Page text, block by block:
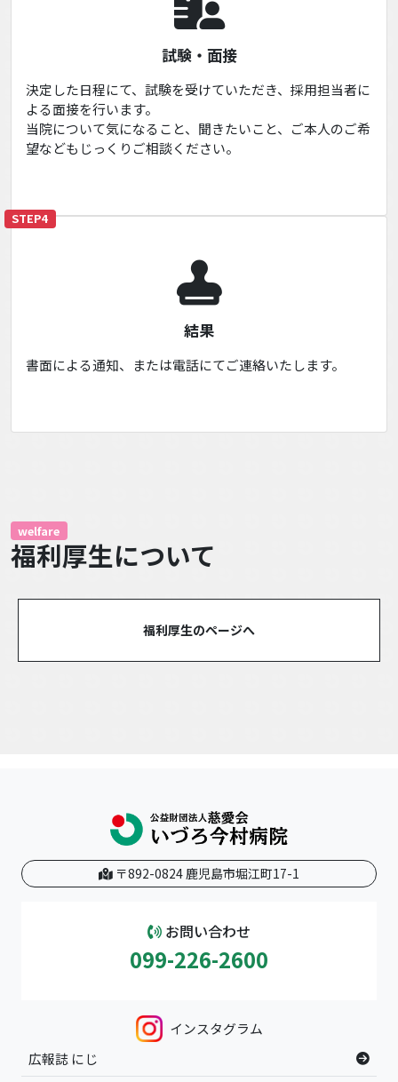
試験・面接
決定した日程にて、試験を受けていただき、採用担当者に
よる面接を行います。
当院について気になること、聞きたいこと、ご本人のご希
望などもじっくりご相談ください。
STEP4
結果
書面による通知、または電話にてご連絡いたします。
welfare
福利厚生について
福利厚生のページへ
〒892-0824 鹿児島市堀江町17-1
お問い合わせ
099-226-2600
インスタグラム
広報誌 にじ